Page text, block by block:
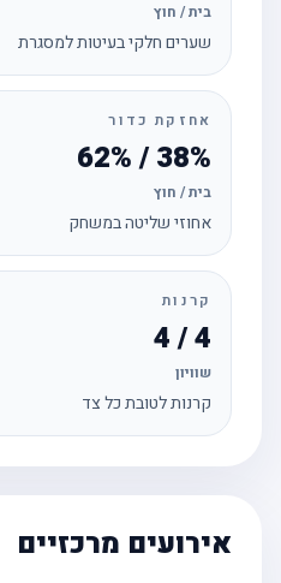
בית / חוץ
שערים חלקי בעיטות למסגרת
אחזקת כדור
38% / 62%
בית / חוץ
אחוזי שליטה במשחק
קרנות
שוויון
קרנות לטובת כל צד
אירועים מרכזיים